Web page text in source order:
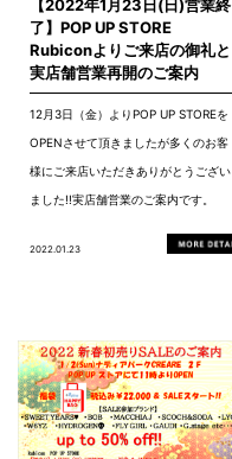
【2022年1月23日(日)営業終
了】POP UP STORE
Rubiconよりご来店の御礼と
実店舗営業再開のご案内
12月3日（金）よりPOP UP STOREを
OPENさせて頂きましたが多くのお客
様にご来店いただきありがとうござい
ました!!実店舗営業のご案内です。
2022.01.23